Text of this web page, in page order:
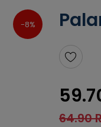
-8%
64.90